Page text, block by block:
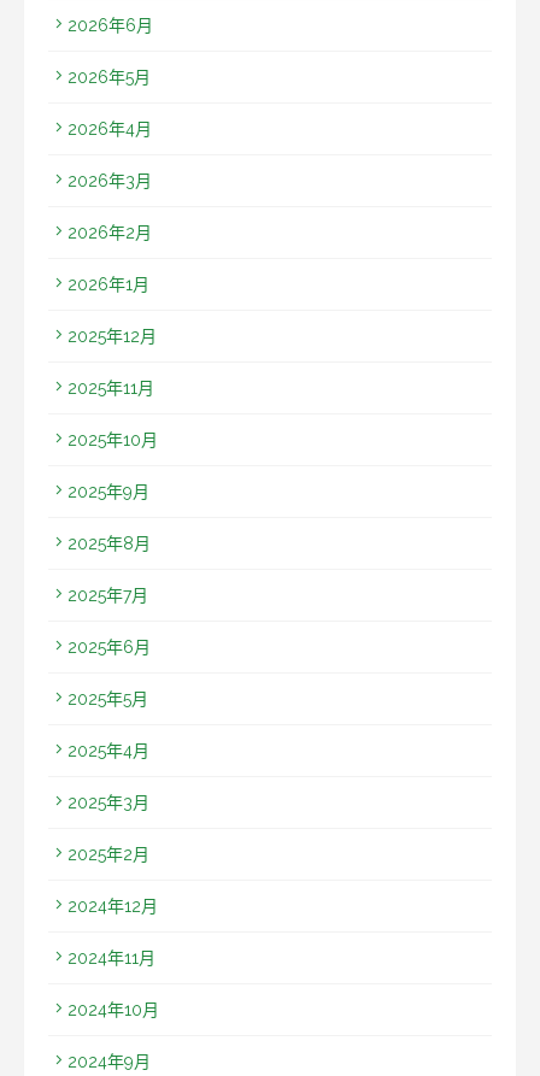
2026年6月
2026年5月
2026年4月
2026年3月
2026年2月
2026年1月
2025年12月
2025年11月
2025年10月
2025年9月
2025年8月
2025年7月
2025年6月
2025年5月
2025年4月
2025年3月
2025年2月
2024年12月
2024年11月
2024年10月
2024年9月